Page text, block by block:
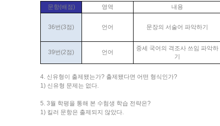
문항(배점)
영역 내용
36번(3점) 언어 문장의 서술어 파악하기
39번(2점) 언어
중세 국어의 격조사 쓰임 파악하
기
4. 신유형이 출제됐는가? 출제됐다면 어떤 형식인가?
1) 신유형 문제는 없다.
5. 3월 학평을 통해 본 수험생 학습 전략은?
1) 킬러 문항은 출제되지 않았다.